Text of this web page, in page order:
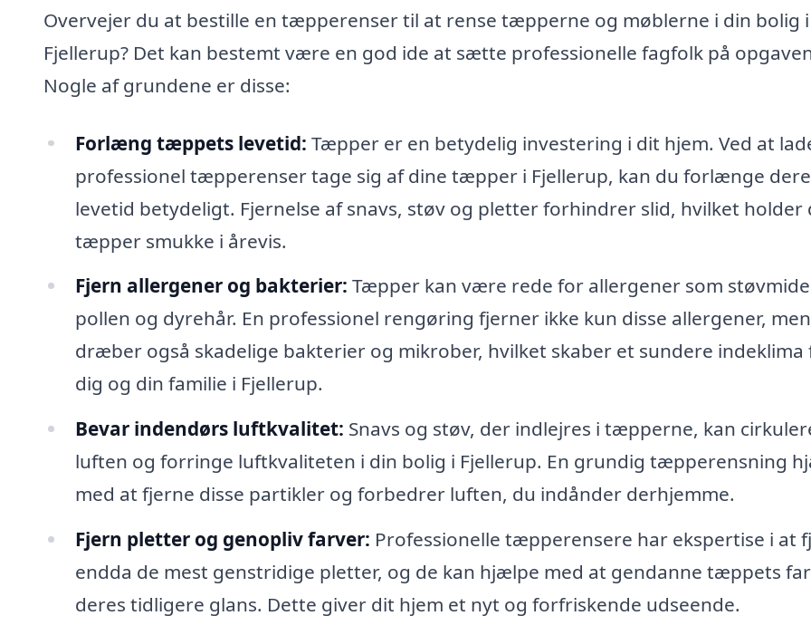
Overvejer du at bestille en tæpperenser til at rense tæpperne og møblerne i din bolig i
Fjellerup? Det kan bestemt være en god ide at sætte professionelle fagfolk på
Nogle af grundene er disse:
Forlæng tæppets levetid: Tæpper er en betydelig investering i dit hjem. Ved at
professionel tæpperenser tage sig af dine tæpper i Fjellerup, kan du forlænge
levetid betydeligt. Fjernelse af snavs, støv og pletter forhindrer slid, hvilket holder
tæpper smukke i årevis.
Fjern allergener og bakterier: Tæpper kan være rede for allergener som
pollen og dyrehår. En professionel rengøring fjerner ikke kun disse allergener, men
dræber også skadelige bakterier og mikrober, hvilket skaber et sundere indeklima
dig og din familie i Fjellerup.
Bevar indendørs luftkvalitet: Snavs og støv, der indlejres i tæpperne, kan
luften og forringe luftkvaliteten i din bolig i Fjellerup. En grundig tæpperensning
med at fjerne disse partikler og forbedrer luften, du indånder derhjemme.
Fjern pletter og genopliv farver: Professionelle tæpperensere har ekspertise i at
endda de mest genstridige pletter, og de kan hjælpe med at gendanne tæppets
deres tidligere glans. Dette giver dit hjem et nyt og forfriskende udseende.